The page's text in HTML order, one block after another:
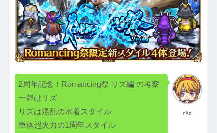
nAo
2周年記念！Romancing祭 リズ編 の考察
一弾はリズ
リズは混乱の水着スタイル
単体超火力の1周年スタイル